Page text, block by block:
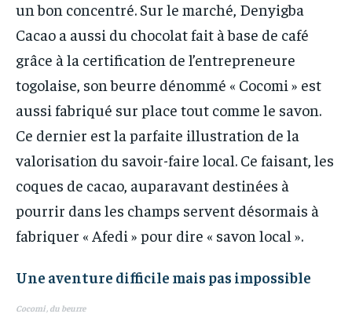
un bon concentré. Sur le marché, Denyigba
Cacao a aussi du chocolat fait à base de café
grâce à la certification de l’entrepreneure
togolaise, son beurre dénommé « Cocomi » est
aussi fabriqué sur place tout comme le savon.
Ce dernier est la parfaite illustration de la
valorisation du savoir-faire local. Ce faisant, les
coques de cacao, auparavant destinées à
pourrir dans les champs servent désormais à
fabriquer « Afedi » pour dire « savon local ».
Une aventure difficile mais pas impossible
Cocomi , du beurre